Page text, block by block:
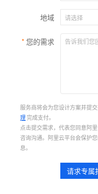
地域
您的需求
服务商将会为您设计方案并提
理完成支付。
点击提交需求，代表您同意阿
咨询沟通。阿里云平台会保护
息。
请求专属